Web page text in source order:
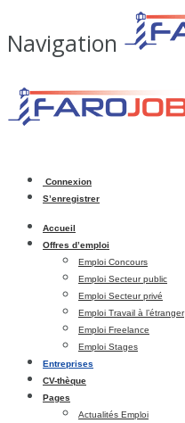
Navigation
Connexion
S’enregistrer
Accueil
Offres d’emploi
Emploi Concours
Emploi Secteur public
Emploi Secteur privé
Emploi Travail à l’étranger
Emploi Freelance
Emploi Stages
Entreprises
CV-thèque
Pages
Actualités Emploi